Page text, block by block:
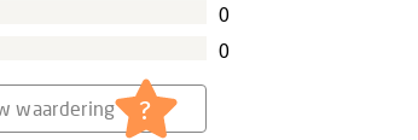
0
0
waardering ?